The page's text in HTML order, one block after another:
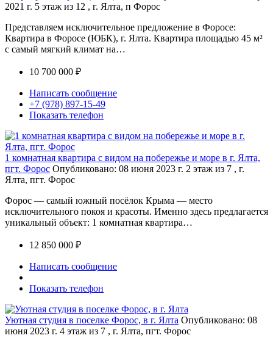
2021 г. 5 этаж из 12 , г. Ялта, п Форос
Представляем исключительное предложение в Форосе:
Квартира в Форосе (ЮБК), г. Ялта. Квартира площадью 45 м²
с самый мягкий климат на…
10 700 000 ₽
Написать сообщение
+7 (978) 897-15-49
Показать телефон
1 комнатная квартира с видом на побережье и море в г. Ялта,
пгт. Форос Опубликовано: 08 июня 2023 г. 2 этаж из 7 , г.
Ялта, пгт. Форос
Форос — самый южный посёлок Крыма — место
исключительного покоя и красоты. Именно здесь предлагается
уникальный объект: 1 комнатная квартира…
12 850 000 ₽
Написать сообщение
Показать телефон
Уютная студия в поселке Форос, в г. Ялта Опубликовано: 08
июня 2023 г. 4 этаж из 7 , г. Ялта, пгт. Форос